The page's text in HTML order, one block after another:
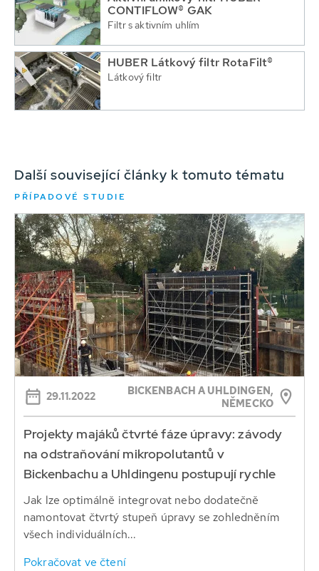
CONTIFLOW® GAK
Filtr s aktivním uhlím
HUBER Látkový filtr RotaFilt®
Látkový filtr
Další související články k tomuto tématu
PŘÍPADOVÉ STUDIE
29.11.2022
BICKENBACH A UHLDINGEN,
NĚMECKO
Projekty majáků čtvrté fáze úpravy: závody
na odstraňování mikropolutantů v
Bickenbachu a Uhldingenu postupují rychle
Jak lze optimálně integrovat nebo dodatečně
namontovat čtvrtý stupeň úpravy se zohledněním
všech individuálních...
Pokračovat ve čtení